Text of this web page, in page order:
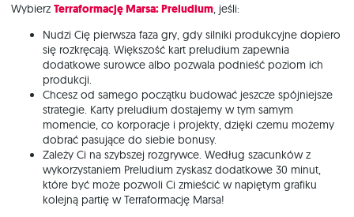
Wybierz Terraformację Marsa: Preludium, jeśli:
Nudzi Cię pierwsza faza gry, gdy silniki produkcyjne dopiero
się rozkręcają. Większość kart preludium zapewnia
dodatkowe surowce albo pozwala podnieść poziom ich
produkcji.
Chcesz od samego początku budować jeszcze spójniejsze
strategie. Karty preludium dostajemy w tym samym
momencie, co korporacje i projekty, dzięki czemu możemy
dobrać pasujące do siebie bonusy.
Zależy Ci na szybszej rozgrywce. Według szacunków z
wykorzystaniem Preludium zyskasz dodatkowe 30 minut,
które być może pozwoli Ci zmieścić w napiętym grafiku
kolejną partię w Terraformację Marsa!